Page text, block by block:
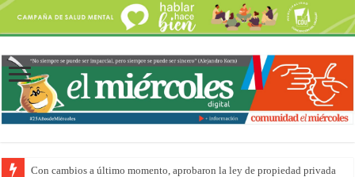
Con cambios a último momento, aprobaron la ley de propiedad privada
Del viernes 7 al domingo 9 de agosto: la agenda ¿A dónde ir? para este